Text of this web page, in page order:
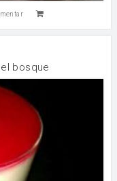
bosque